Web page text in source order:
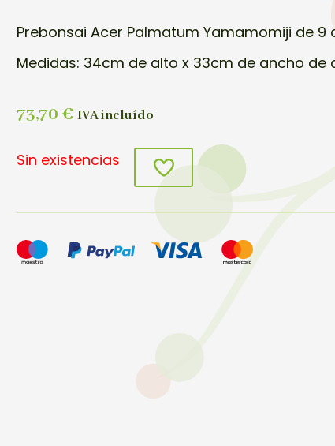
Prebonsai Acer Palmatum Yamamomiji de 9
Medidas: 34cm de alto x 33cm de ancho de
73,70€ IVA incluído
Sin existencias